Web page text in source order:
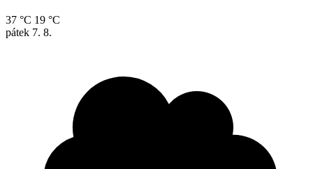
37 °C 19 °C
pátek 7. 8.